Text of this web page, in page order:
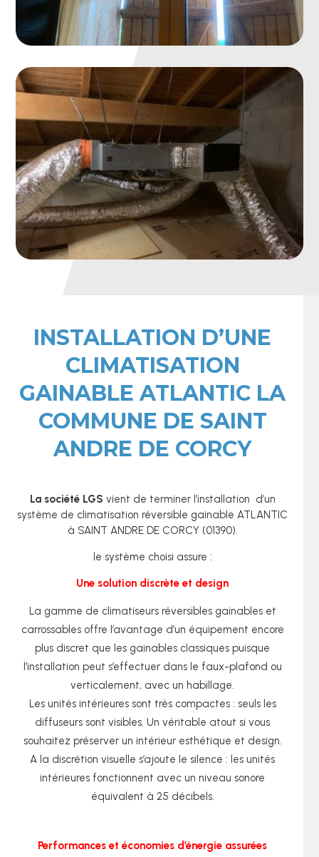
INSTALLATION D’UNE
CLIMATISATION
GAINABLE ATLANTIC LA
COMMUNE DE SAINT
ANDRE DE CORCY
La société LGS vient de terminer l’installation d’un
système de climatisation réversible gainable ATLANTIC
à SAINT ANDRE DE CORCY (01390).
le système choisi assure :
Une solution discrète et design
La gamme de climatiseurs réversibles gainables et
carrossables offre l’avantage d’un équipement encore
plus discret que les gainables classiques puisque
l’installation peut s’effectuer dans le faux-plafond ou
verticalement, avec un habillage.
Les unités intérieures sont très compactes : seuls les
diffuseurs sont visibles. Un véritable atout si vous
souhaitez préserver un intérieur esthétique et design.
A la discrétion visuelle s’ajoute le silence : les unités
intérieures fonctionnent avec un niveau sonore
équivalent à 25 décibels.
Performances et économies d’énergie assurées